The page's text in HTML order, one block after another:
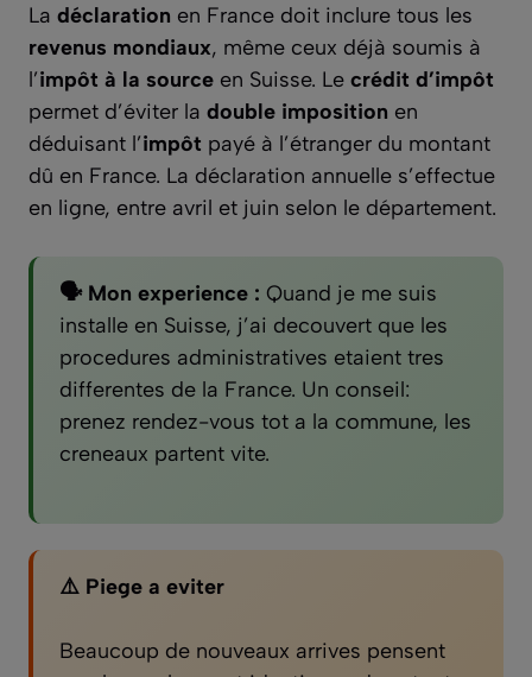
La déclaration en France doit inclure tous les
revenus mondiaux, même ceux déjà soumis à
l’impôt à la source en Suisse. Le crédit d’impôt
permet d’éviter la double imposition en
déduisant l’impôt payé à l’étranger du montant
dû en France. La déclaration annuelle s’effectue
en ligne, entre avril et juin selon le département.
🗣️ Mon experience : Quand je me suis
installe en Suisse, j’ai decouvert que les
procedures administratives etaient tres
differentes de la France. Un conseil:
prenez rendez-vous tot a la commune, les
creneaux partent vite.
⚠️ Piege a eviter
Beaucoup de nouveaux arrives pensent